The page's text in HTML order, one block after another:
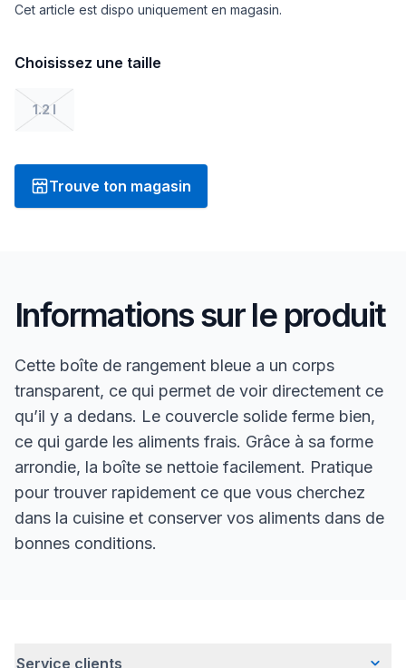
Cet article est dispo uniquement en magasin.
Choisissez une taille
1.2 l
Trouve ton magasin
Informations sur le produit
Cette boîte de rangement bleue a un corps
transparent, ce qui permet de voir directement ce
qu’il y a dedans. Le couvercle solide ferme bien,
ce qui garde les aliments frais. Grâce à sa forme
arrondie, la boîte se nettoie facilement. Pratique
pour trouver rapidement ce que vous cherchez
dans la cuisine et conserver vos aliments dans de
bonnes conditions.
Service clients